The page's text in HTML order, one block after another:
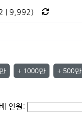
| 9,992)
+ 1000만 + 500만
인원: